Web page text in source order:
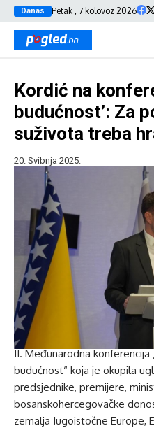
Danas Petak , 7 kolovoz 2026
Kordić na
budućnost’: Za
suživota treba
20. Svibnja 2025.
II. Međunarodna konferencija
budućnost“ koja je okupila
predsjednike, premijere,
bosanskohercegovačke
zemalja Jugoistočne Europe,